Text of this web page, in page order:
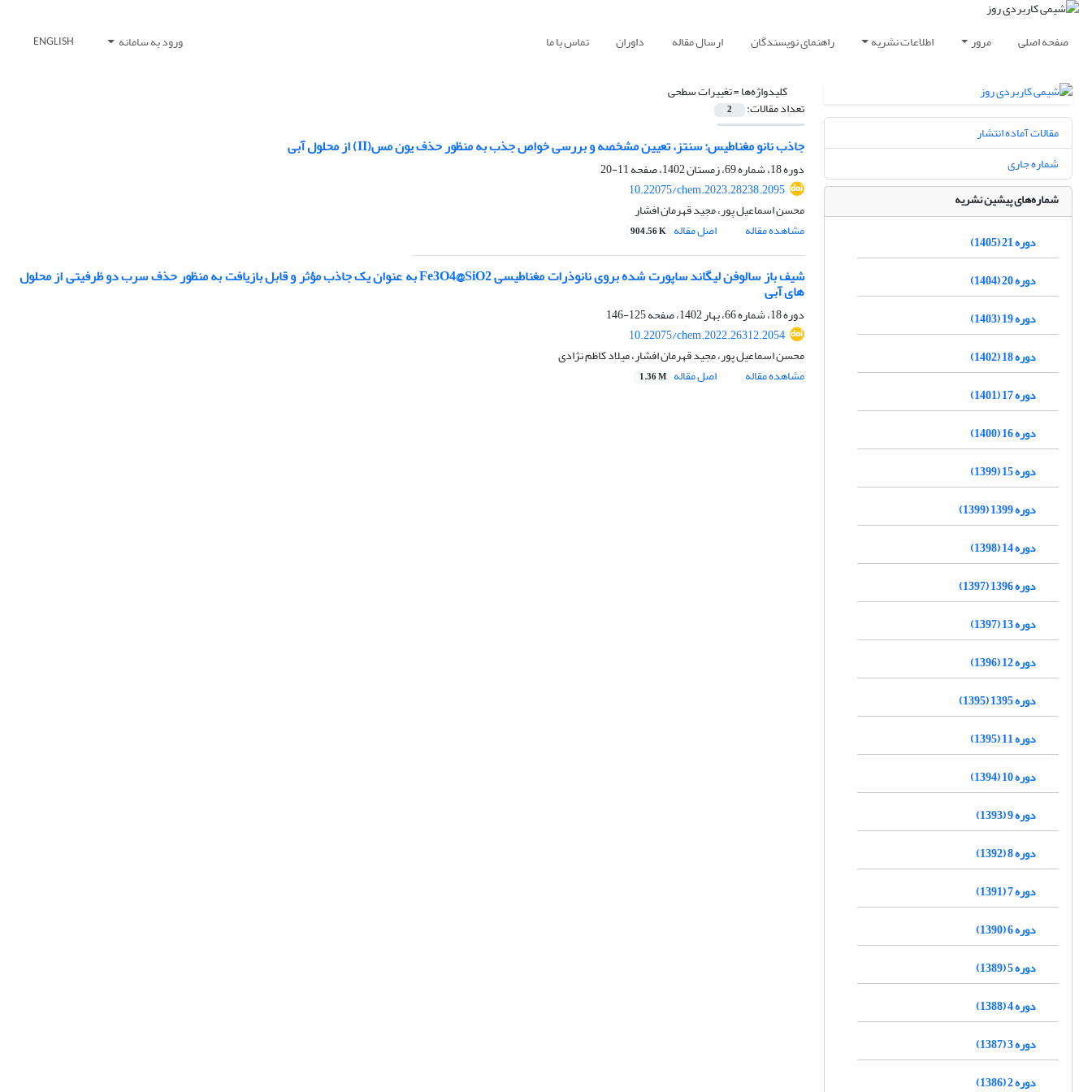
صفحه اصلی مرور اطلاعات نشریه راهنمای نویسندگان ارسال مقاله داوران تماس با ما ورود به سامانه ENGLISH
کلیدواژه‌ها =تغییرات سطحی
تعداد مقالات: 2
جاذب نانو مغناطیس: سنتز، تعیین مشخصه و بررسی خواص جذب به منظور حذف یون مس(II) از محلول آبی
دوره 18، شماره 69، زمستان 1402، صفحه
11-20
10.22075/chem.2023.28238.2095
محسن اسماعیل پور، مجید قهرمان افشار
مشاهده مقاله
اصل مقاله 904.56 K
شیف باز سالوفن لیگاند ساپورت شده بروی نانوذرات مغناطیسی Fe3O4@SiO2 به عنوان یک جاذب مؤثر و قابل بازیافت به منظور حذف سرب دو ظرفیتی از محلول
های آبی
دوره 18، شماره 66، بهار 1402، صفحه
125-146
10.22075/chem.2022.26312.2054
محسن اسماعیل پور، مجید قهرمان افشار، میلاد کاظم نژادی
مشاهده مقاله
اصل مقاله 1.36 M
مقالات آماده انتشار
شماره جاری
شماره‌های پیشین نشریه
دوره 21 (1405)
دوره 20 (1404)
دوره 19 (1403)
دوره 18 (1402)
دوره 17 (1401)
دوره 16 (1400)
دوره 15 (1399)
دوره 1399 (1399)
دوره 14 (1398)
دوره 1396 (1397)
دوره 13 (1397)
دوره 12 (1396)
دوره 1395 (1395)
دوره 11 (1395)
دوره 10 (1394)
دوره 9 (1393)
دوره 8 (1392)
دوره 7 (1391)
دوره 6 (1390)
دوره 5 (1389)
دوره 4 (1388)
دوره 3 (1387)
دوره 2 (1386)